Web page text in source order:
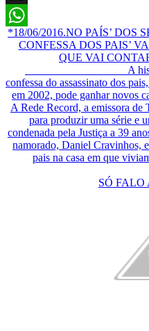
X
WhatsApp
*18/06/2016.NO PAÍS’ DOS
CONFESSA DOS PAIS’
QUE VAI
A história de
confessa do assassinato dos
em 2002, pode ganhar novos
A Rede Record, a emissora de
para produzir uma série e
condenada pela Justiça a 39
namorado, Daniel Cravinhos,
pais na casa em que
SÓ FALO